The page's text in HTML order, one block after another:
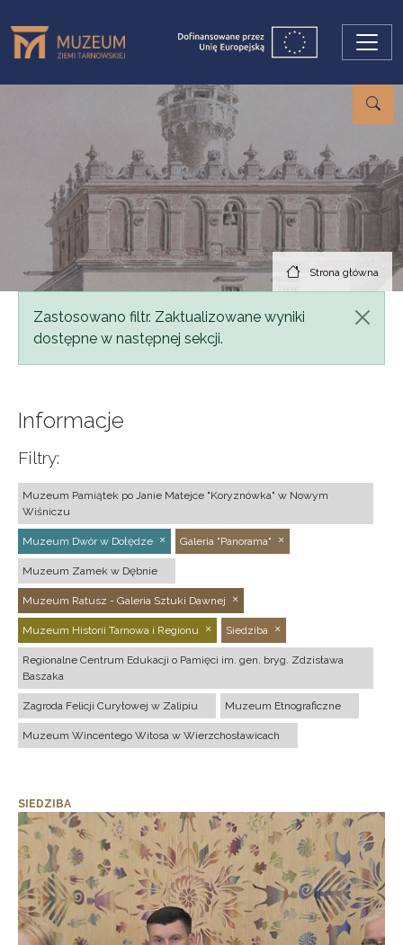
Strona główna
Komunikat
Zastosowano filtr. Zaktualizowane wyniki
dostępne w następnej sekcji.
Informacje
Filtry:
Muzeum Pamiątek po Janie Matejce "Koryznówka" w Nowym
Wiśniczu
Muzeum Dwór w Dołędze Galeria "Panorama"
Muzeum Zamek w Dębnie
Muzeum Ratusz - Galeria Sztuki Dawnej
Muzeum Historii Tarnowa i Regionu Siedziba
Regionalne Centrum Edukacji o Pamięci im. gen. bryg. Zdzisława
Baszaka
Zagroda Felicji Curyłowej w Zalipiu Muzeum Etnograficzne
Muzeum Wincentego Witosa w Wierzchosławicach
SIEDZIBA